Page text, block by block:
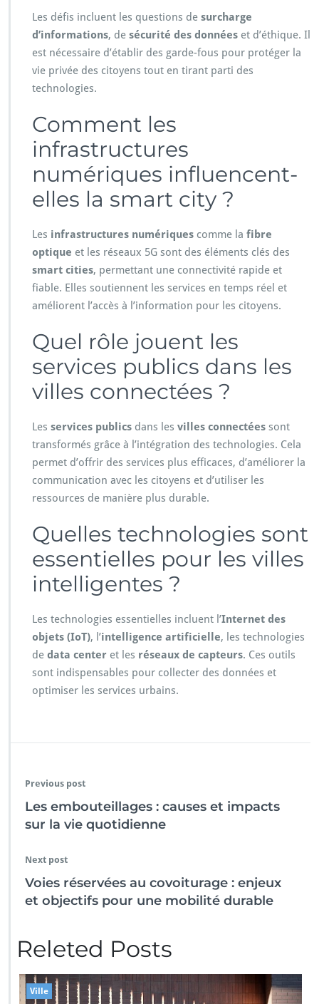
Les défis incluent les questions de surcharge
d’informations, de sécurité des données et d’éthique. Il
est nécessaire d’établir des garde-fous pour protéger la
vie privée des citoyens tout en tirant parti des
technologies.
Comment les
infrastructures
numériques influencent-
elles la smart city ?
Les infrastructures numériques comme la fibre
optique et les réseaux 5G sont des éléments clés des
smart cities, permettant une connectivité rapide et
fiable. Elles soutiennent les services en temps réel et
améliorent l’accès à l’information pour les citoyens.
Quel rôle jouent les
services publics dans les
villes connectées ?
Les services publics dans les villes connectées sont
transformés grâce à l’intégration des technologies. Cela
permet d’offrir des services plus efficaces, d’améliorer la
communication avec les citoyens et d’utiliser les
ressources de manière plus durable.
Quelles technologies sont
essentielles pour les villes
intelligentes ?
Les technologies essentielles incluent l’Internet des
objets (IoT), l’intelligence artificielle, les technologies
de data center et les réseaux de capteurs. Ces outils
sont indispensables pour collecter des données et
optimiser les services urbains.
Previous post
Les embouteillages : causes et impacts
sur la vie quotidienne
Next post
Voies réservées au covoiturage : enjeux
et objectifs pour une mobilité durable
Releted Posts
Ville